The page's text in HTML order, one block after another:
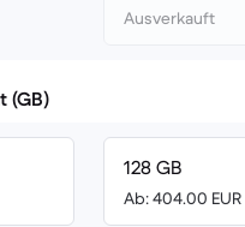
Ausverkauft
(GB)
128 GB
Ab: 404.00 EUR